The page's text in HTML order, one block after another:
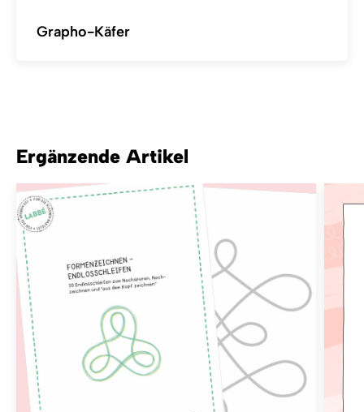
Grapho-Käfer
Ergänzende Artikel